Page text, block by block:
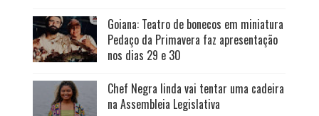
Goiana: Teatro de bonecos em miniatura
Pedaço da Primavera faz apresentação
nos dias 29 e 30
Chef Negra linda vai tentar uma cadeira
na Assembleia Legislativa